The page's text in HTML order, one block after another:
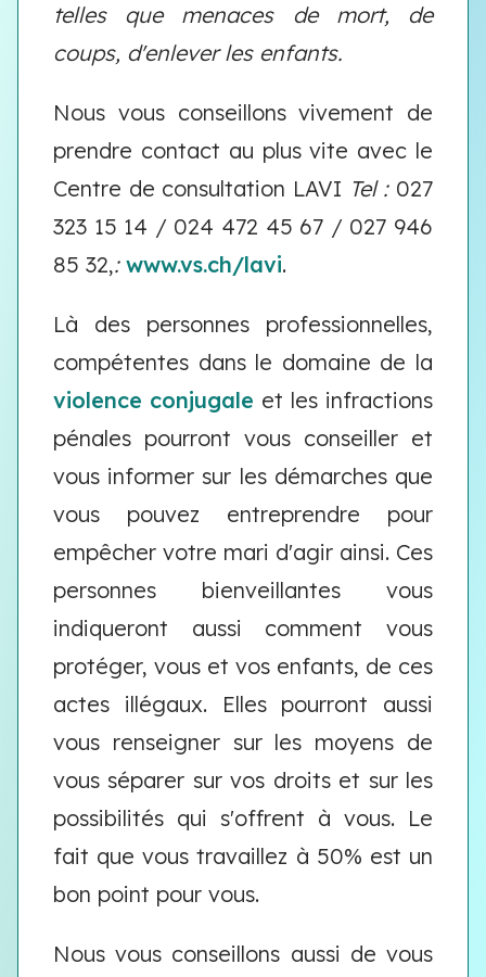
telles que menaces de mort, de
coups, d'enlever les enfants.
Nous vous conseillons vivement de
prendre contact au plus vite avec le
Centre de consultation LAVI Tel : 027
323 15 14 / 024 472 45 67 / 027 946
85 32,: www.vs.ch/lavi.
Là des personnes professionnelles,
compétentes dans le domaine de la
violence conjugale et les infractions
pénales pourront vous conseiller et
vous informer sur les démarches que
vous pouvez entreprendre pour
empêcher votre mari d'agir ainsi. Ces
personnes bienveillantes vous
indiqueront aussi comment vous
protéger, vous et vos enfants, de ces
actes illégaux. Elles pourront aussi
vous renseigner sur les moyens de
vous séparer sur vos droits et sur les
possibilités qui s'offrent à vous. Le
fait que vous travaillez à 50% est un
bon point pour vous.
Nous vous conseillons aussi de vous